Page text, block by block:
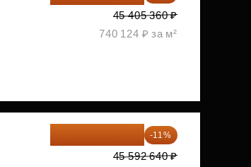
45 405 360 ₽
740 124 ₽ за м²
-11%
45 592 640 ₽